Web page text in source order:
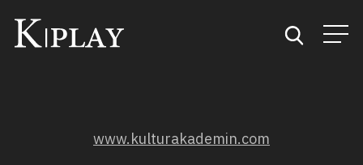
www.kulturakademin.com